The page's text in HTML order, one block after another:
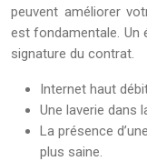
peuvent améliorer
est fondamentale. Un
signature du contrat.
Internet haut
Une laverie dans
La présence
plus saine.